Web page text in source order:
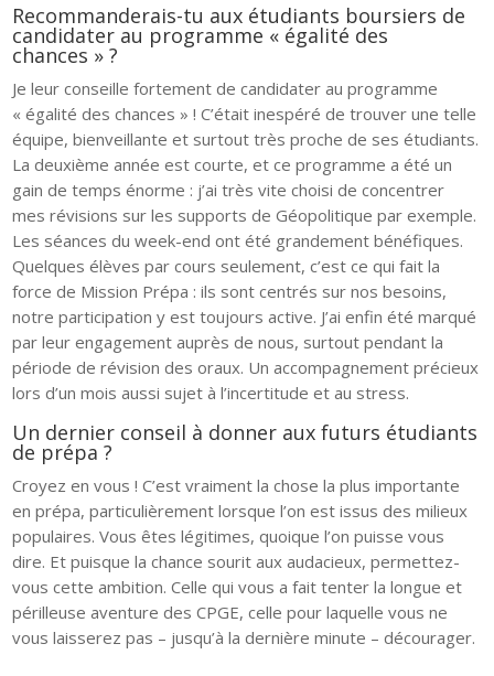
Recommanderais-tu aux étudiants boursiers de
candidater au programme « égalité des
chances » ?
Je leur conseille fortement de candidater au programme
« égalité des chances » ! C’était inespéré de trouver une telle
équipe, bienveillante et surtout très proche de ses étudiants.
La deuxième année est courte, et ce programme a été un
gain de temps énorme : j’ai très vite choisi de concentrer
mes révisions sur les supports de Géopolitique par exemple.
Les séances du week-end ont été grandement bénéfiques.
Quelques élèves par cours seulement, c’est ce qui fait la
force de Mission Prépa : ils sont centrés sur nos besoins,
notre participation y est toujours active. J’ai enfin été marqué
par leur engagement auprès de nous, surtout pendant la
période de révision des oraux. Un accompagnement précieux
lors d’un mois aussi sujet à l’incertitude et au stress.
Un dernier conseil à donner aux futurs étudiants
de prépa ?
Croyez en vous ! C’est vraiment la chose la plus importante
en prépa, particulièrement lorsque l’on est issus des milieux
populaires. Vous êtes légitimes, quoique l’on puisse vous
dire. Et puisque la chance sourit aux audacieux, permettez-
vous cette ambition. Celle qui vous a fait tenter la longue et
périlleuse aventure des CPGE, celle pour laquelle vous ne
vous laisserez pas – jusqu’à la dernière minute – décourager.